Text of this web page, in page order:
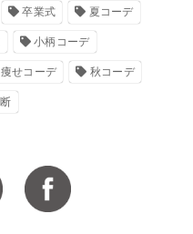
卒業式 夏コーデ
小柄コーデ
せコーデ 秋コーデ